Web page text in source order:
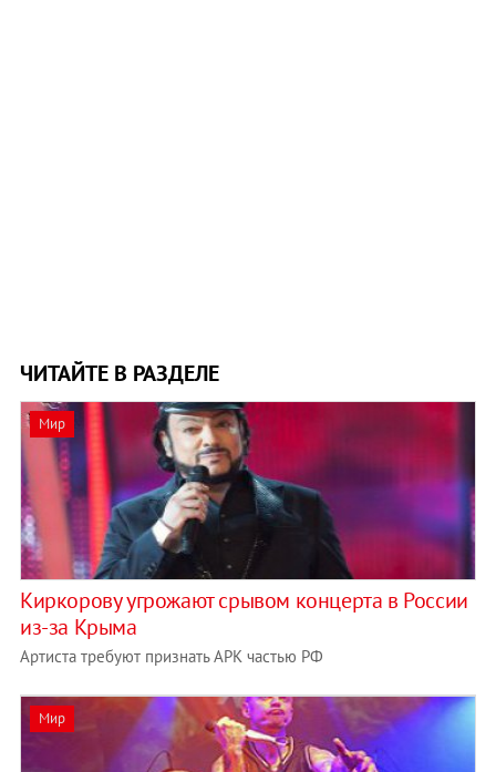
ЧИТАЙТЕ В РАЗДЕЛЕ
Мир
Киркорову угрожают срывом концерта в России
из-за Крыма
Артиста требуют признать АРК частью РФ
Мир